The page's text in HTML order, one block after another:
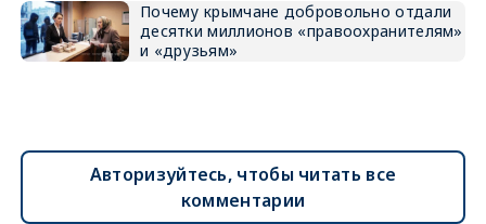
Почему крымчане добровольно отдали
десятки миллионов «правоохранителям»
и «друзьям»
Авторизуйтесь, чтобы читать все
комментарии